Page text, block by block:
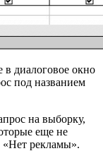
в диалоговое окно
под названием
на выборку,
еще не
«Нет рекламы».